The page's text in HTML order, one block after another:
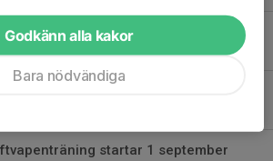
och Julavslutning
startar 1 september
Godkänn alla kakor
Bara nödvändiga